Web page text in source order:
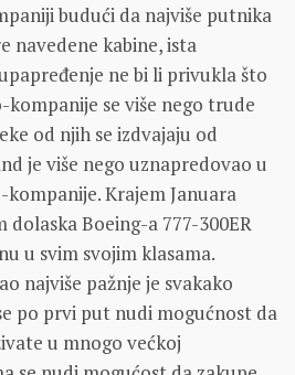
budući da najviše putnika
navedene kabine, ista
ne bi li privukla što
se više nego trude
od njih se izdvajaju od
je više nego uznapredovao u
Krajem Januara
dolaska Boeing-a 777-300ER
u svim svojim klasama.
najviše pažnje je svakako
po prvi put nudi mogućnost da
u mnogo većkoj